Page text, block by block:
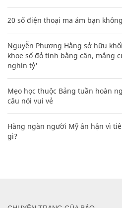
20 số điện thoại ma ám bạn
Nguyễn Phương Hằng sở hữu
khoe sổ đỏ tính bằng cân, mắng
nghìn tỷ'
Mẹo học thuộc Bảng tuần hoàn
câu nói vui vẻ
Hàng ngàn người Mỹ ân hận vì
gì?